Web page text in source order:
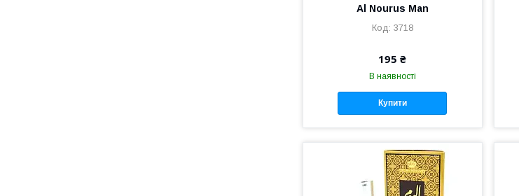
Al Nourus Man
3718
195 ₴
В наявності
Купити